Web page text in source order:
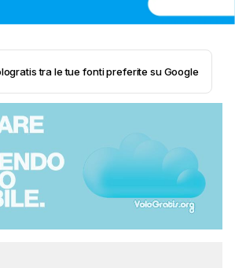
tra le tue fonti preferite su Google